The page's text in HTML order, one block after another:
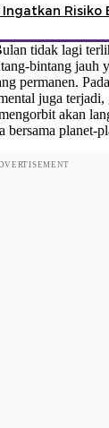
Risiko
tidak lagi
bintang jauh
permanen.
juga
akan
bersama planet-